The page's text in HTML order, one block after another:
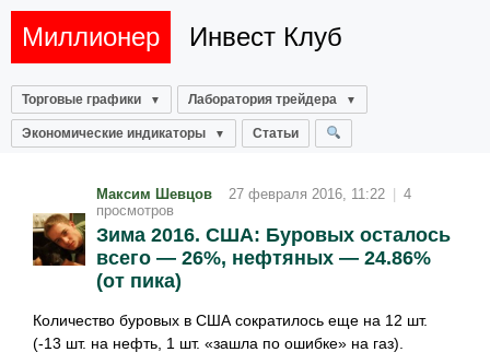
Миллионер Инвест Клуб
Торговые графики Лаборатория трейдера
Экономические индикаторы Статьи
Максим Шевцов 27 февраля 2016, 11:22
4
просмотров
Зима 2016. США: Буровых осталось
всего — 26%, нефтяных — 24.86%
(от пика)
Количество буровых в США сократилось еще на 12 шт.
(-13 шт. на нефть, 1 шт. «зашла по ошибке» на газ).